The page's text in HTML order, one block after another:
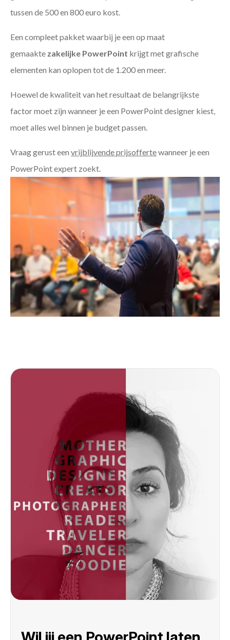
tussen de 500 en 800 euro kost.
Een compleet pakket waarbij je een op maat
gemaakte zakelijke PowerPoint krijgt met grafische
elementen kan oplopen tot de 1.200 en meer.
Hoewel de kwaliteit van het resultaat de belangrijkste
factor moet zijn wanneer je een PowerPoint designer kiest,
moet alles wel binnen je budget passen.
Vraag gerust een vrijblijvende prijsoffertewanneer je een
PowerPoint expert zoekt.